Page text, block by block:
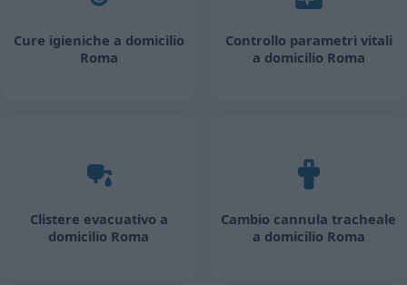
Cure igieniche a domicilio
Roma
Controllo parametri vitali
a domicilio Roma
Clistere evacuativo a
domicilio Roma
Cambio cannula tracheale
a domicilio Roma